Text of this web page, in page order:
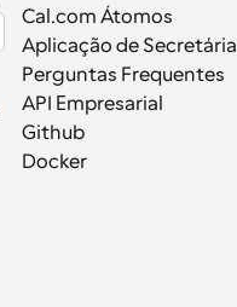
Cal.com Átomos
Aplicação de Secretária
Perguntas Frequentes
API Empresarial
Github
Docker